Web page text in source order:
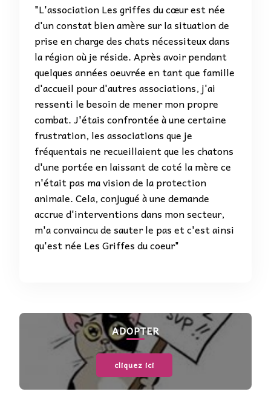
"L'association Les griffes du cœur est née
d'un constat bien amère sur la situation de
prise en charge des chats nécessiteux dans
la région où je réside. Après avoir pendant
quelques années oeuvrée en tant que famille
d'accueil pour d'autres associations, j'ai
ressenti le besoin de mener mon propre
combat. J'étais confrontée à une certaine
frustration, les associations que je
fréquentais ne recueillaient que les chatons
d'une portée en laissant de coté la mère ce
n'était pas ma vision de la protection
animale. Cela, conjugué à une demande
accrue d'interventions dans mon secteur,
m'a convaincu de sauter le pas et c'est ainsi
qu'est née Les Griffes du coeur"
ADOPTER
cliquez ici